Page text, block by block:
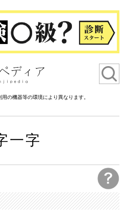
の機器等の環境により異なります。
一字